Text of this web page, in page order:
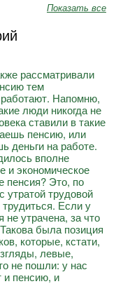
Показать все
рассматривали
тем
Напомню,
люди никогда не
ставили в такие
пенсию, или
деньги на работе.
вполне
и экономическое
пенсия? Это, по
утратой трудовой
Если у
утрачена, за что
была позиция
которые, кстати,
левые,
не пошли: у нас
и пенсию, и